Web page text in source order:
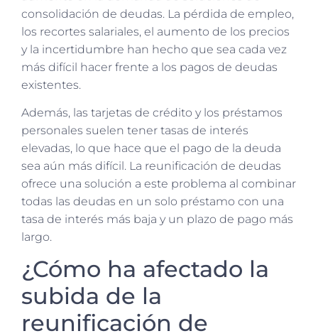
consolidación de deudas. La pérdida de empleo,
los recortes salariales, el aumento de los precios
y la incertidumbre han hecho que sea cada vez
más difícil hacer frente a los pagos de deudas
existentes.
Además, las tarjetas de crédito y los préstamos
personales suelen tener tasas de interés
elevadas, lo que hace que el pago de la deuda
sea aún más difícil. La reunificación de deudas
ofrece una solución a este problema al combinar
todas las deudas en un solo préstamo con una
tasa de interés más baja y un plazo de pago más
largo.
¿Cómo ha afectado la
subida de la
reunificación de